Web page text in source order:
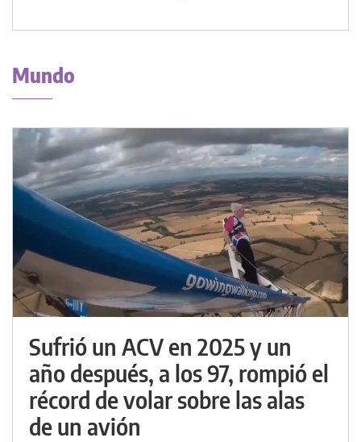
Mundo
Sufrió un ACV en 2025 y un
año después, a los 97, rompió el
récord de volar sobre las alas
de un avión